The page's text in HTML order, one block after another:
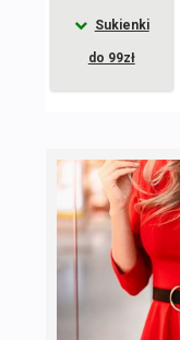
Sukienki
do 99zł